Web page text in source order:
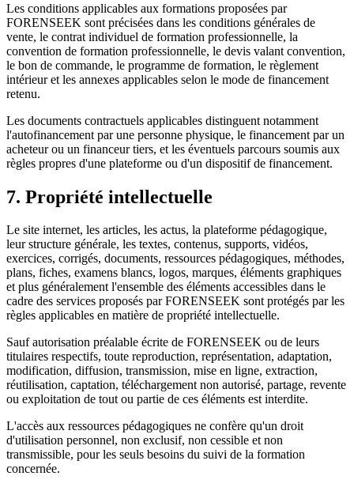
Les conditions applicables aux formations proposées par
FORENSEEK sont précisées dans les conditions générales de
vente, le contrat individuel de formation professionnelle, la
convention de formation professionnelle, le devis valant convention,
le bon de commande, le programme de formation, le règlement
intérieur et les annexes applicables selon le mode de financement
retenu.
Les documents contractuels applicables distinguent notamment
l'autofinancement par une personne physique, le financement par un
acheteur ou un financeur tiers, et les éventuels parcours soumis aux
règles propres d'une plateforme ou d'un dispositif de financement.
7. Propriété intellectuelle
Le site internet, les articles, les actus, la plateforme pédagogique,
leur structure générale, les textes, contenus, supports, vidéos,
exercices, corrigés, documents, ressources pédagogiques, méthodes,
plans, fiches, examens blancs, logos, marques, éléments graphiques
et plus généralement l'ensemble des éléments accessibles dans le
cadre des services proposés par FORENSEEK sont protégés par les
règles applicables en matière de propriété intellectuelle.
Sauf autorisation préalable écrite de FORENSEEK ou de leurs
titulaires respectifs, toute reproduction, représentation, adaptation,
modification, diffusion, transmission, mise en ligne, extraction,
réutilisation, captation, téléchargement non autorisé, partage, revente
ou exploitation de tout ou partie de ces éléments est interdite.
L'accès aux ressources pédagogiques ne confère qu'un droit
d'utilisation personnel, non exclusif, non cessible et non
transmissible, pour les seuls besoins du suivi de la formation
concernée.